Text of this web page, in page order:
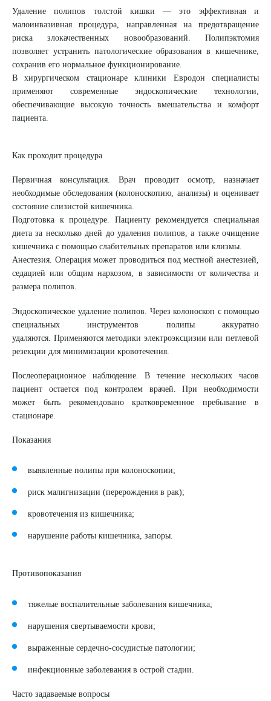
8 (863) 309-05-06
ЗАКАЗАТЬ ЗВОНОК
ЗАПИСЬ ОНЛАЙН
Удаление полипов толстой кишки — это эффективная и
малоинвазивная процедура, направленная на предотвращение
риска злокачественных новообразований. Полипэктомия
позволяет устранить патологические образования в кишечнике,
сохранив его нормальное функционирование.
В хирургическом стационаре клиники Евродон специалисты
применяют современные эндоскопические технологии,
обеспечивающие высокую точность вмешательства и комфорт
пациента.
Как проходит процедура
Первичная консультация.Врач проводит осмотр, назначает
необходимые обследования (колоноскопию, анализы) и оценивает
состояние слизистой кишечника.
Подготовка к процедуре. Пациенту рекомендуется специальная
диета за несколько дней до удаления полипов, а также очищение
кишечника с помощью слабительных препаратов или клизмы.
Анестезия. Операция может проводиться под местной анестезией,
седацией или общим наркозом, в зависимости от количества и
размера полипов.
Эндоскопическое удаление полипов. Через колоноскоп с помощью
специальных инструментов полипы аккуратно
удаляются. Применяются методики электроэксцизии или петлевой
резекции для минимизации кровотечения.
Послеоперационное наблюдение.В течение нескольких часов
пациент остается под контролем врачей. При необходимости
может быть рекомендовано кратковременное пребывание в
стационаре.
Показания
выявленные полипы при колоноскопии;
риск малигнизации (перерождения в рак);
кровотечения из кишечника;
нарушение работы кишечника, запоры.
Противопоказания
тяжелые воспалительные заболевания кишечника;
нарушения свертываемости крови;
выраженные сердечно-сосудистые патологии;
инфекционные заболевания в острой стадии.
Часто задаваемые вопросы